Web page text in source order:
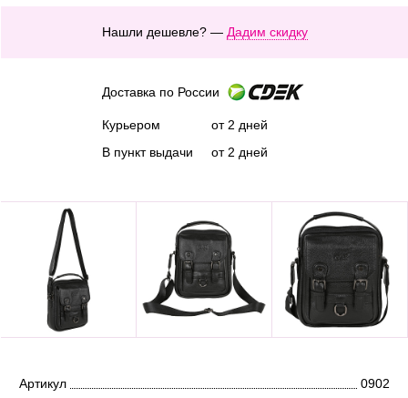
Нашли дешевле? — Дадим скидку
Доставка по России
Курьером
В пункт выдачи
от 2 дней
от 2 дней
Артикул 0902